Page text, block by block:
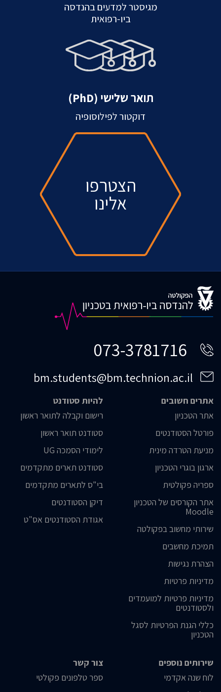
מגיסטר למדעים בהנדסה
ביו-רפואית
תואר שלישי (PhD)
דוקטור לפילוסופיה
הצטרפו
אלינו
073-3781716
bm.students@bm.technion.ac.il
אתרים חשובים
אתר הטכניון
פורטל הסטודנטים
מניעת הטרדה מינית
ארגון בוגרי הטכניון
ספריה פקולטית
אתר הקורסים של הטכניון
Moodle
שירותי מחשוב בפקולטה
תמיכת מחשבים
הצהרת נגישות
מדיניות פרטיות
מדיניות פרטיות למועמדים
ולסטודנטים
כללי הגנת הפרטיות לסגל
הטכניון
להיות סטודנט
רישום וקבלה לתואר ראשון
סטודנט תואר ראשון
לימודי הסמכה UG
סטודנט תארים מתקדמים
בי"ס לתארים מתקדמים
דיקן הסטודנטים
אגודת הסטודנטים אס"ט
שירותים נוספים
לוח שנה אקדמי
צור קשר
ספר טלפונים פקולטי